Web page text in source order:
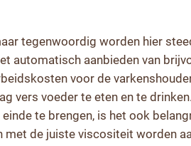
tegenwoordig worden hier
automatisch aanbieden van
voor de
vers voeder te eten en te
te brengen, is het ook
de juiste viscositeit worden